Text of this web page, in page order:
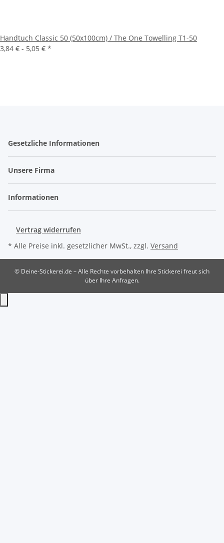
Handtuch Classic 50 (50x100cm) / The One Towelling T1-50
3,84 € - 5,05 € *
Gesetzliche Informationen
Unsere Firma
Informationen
Vertrag widerrufen
* Alle Preise inkl. gesetzlicher MwSt., zzgl. Versand
© Deine-Stickerei.de – Alle Rechte vorbehalten Ihre Stickerei freut sich
über Ihre Anfragen.